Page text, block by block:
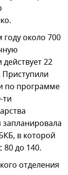
году около 700
22
по программе
ти
в которой
80 до 140.
отделения